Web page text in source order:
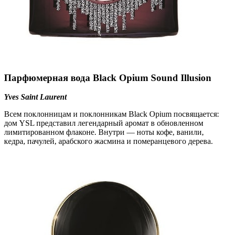
Парфюмерная вода Black Opium Sound Illusion
Yves Saint Laurent
Всем поклонницам и поклонникам Black Opium посвящается:
дом YSL представил легендарный аромат в обновленном
лимитированном флаконе. Внутри — ноты кофе, ванили,
кедра, пачулей, арабского жасмина и померанцевого дерева.